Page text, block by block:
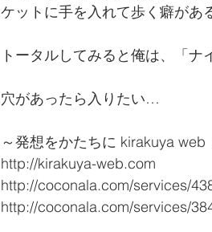
ケットに手を入れて歩く癖があ
トータルしてみると俺は、「
穴があったら入りたい…
～発想をかたちに kirakuya web
http://kirakuya-web.com
http://coconala.com/services/
http://coconala.com/services/